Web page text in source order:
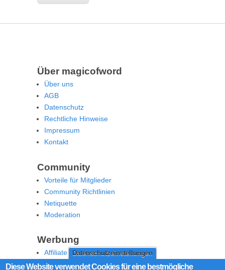
Datenschutzeinstellungen
Diese Website verwendet Cookies für eine bestmögliche
Über magicofword
Über uns
AGB
Datenschutz
Rechtliche Hinweise
Impressum
Kontakt
Community
Vorteile für Mitglieder
Community Richtlinien
Netiquette
Moderation
Werbung
Affiliate Offenlegung
Werben Sie auf MoW